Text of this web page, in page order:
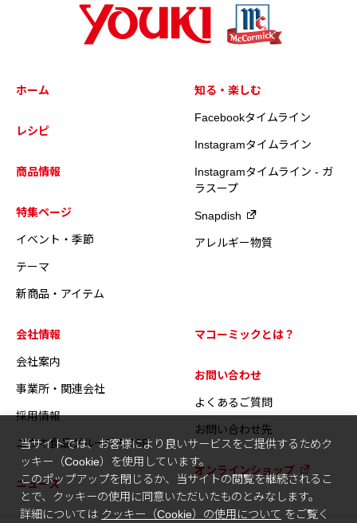
ホーム
レシピ
商品情報
特集ページ
イベント・季節
テーマ
新商品・アイテム
知る・楽しむ
Facebookタイムライン
Instagramタイムライン
Instagramタイムライン - ガ
ラスープ
Snapdish
アレルギー物質
会社情報
会社案内
事業所・関連会社
採用情報
ユウキ食品グループのCSR
ニュース
マコーミックとは？
お問い合わせ
よくあるご質問
お問い合わせ先
オンラインショップ
当サイトでは、お客様により良いサービスをご提供するためク
ッキー（Cookie）を使用しています。
このポップアップを閉じるか、当サイトの閲覧を継続されるこ
とで、クッキーの使用に同意いただいたものとみなします。
詳細については クッキー（Cookie）の使用について をご覧く